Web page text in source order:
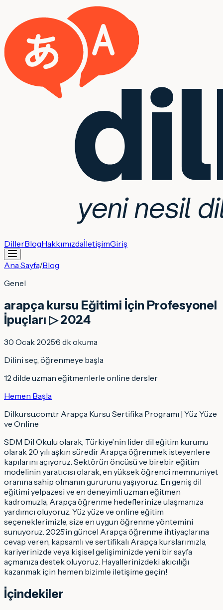
DillerBlogHakkımızdaİletişimGiriş
Ana Sayfa/Blog
Genel
arapça kursu Eğitimi İçin Profesyonel
İpuçları ▷ 2024
30 Ocak 2025·6 dk okuma
Dilini seç, öğrenmeye başla
12 dilde uzman eğitmenlerle online dersler
Hemen Başla
Dilkursu.com.tr Arapça Kursu Sertifika Programı | Yüz Yüze
ve Online
SDM Dil Okulu olarak, Türkiye’nin lider dil eğitim kurumu
olarak 20 yılı aşkın süredir Arapça öğrenmek isteyenlere
kapılarını açıyoruz. Sektörün öncüsü ve birebir eğitim
modelinin yaratıcısı olarak, en yüksek öğrenci memnuniyet
oranına sahip olmanın gururunu yaşıyoruz. En geniş dil
eğitimi yelpazesi ve en deneyimli uzman eğitmen
kadromuzla, Arapça öğrenme hedeflerinize ulaşmanıza
yardımcı oluyoruz. Yüz yüze ve online eğitim
seçeneklerimizle, size en uygun öğrenme yöntemini
sunuyoruz. 2025’in güncel Arapça öğrenme ihtiyaçlarına
cevap veren, kapsamlı ve sertifikalı Arapça kurslarımızla,
kariyerinizde veya kişisel gelişiminizde yeni bir sayfa
açmanıza destek oluyoruz. Hayallerinizdeki akıcılığı
kazanmak için hemen bizimle iletişime geçin!
İçindekiler